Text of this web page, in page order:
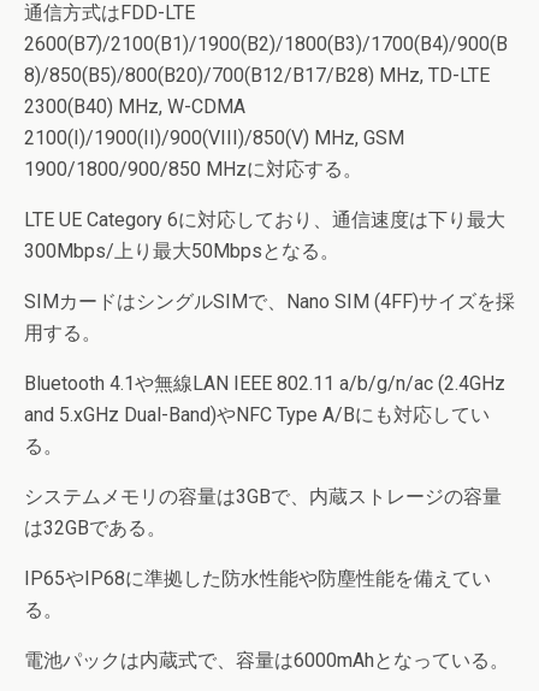
通信方式はFDD-LTE
2600(B7)/2100(B1)/1900(B2)/1800(B3)/1700(B4)/900(B
8)/850(B5)/800(B20)/700(B12/B17/B28) MHz, TD-LTE
2300(B40) MHz, W-CDMA
2100(I)/1900(II)/900(VIII)/850(V) MHz, GSM
1900/1800/900/850 MHzに対応する。
LTE UE Category 6に対応しており、通信速度は下り最大
300Mbps/上り最大50Mbpsとなる。
SIMカードはシングルSIMで、Nano SIM (4FF)サイズを採
用する。
Bluetooth 4.1や無線LAN IEEE 802.11 a/b/g/n/ac (2.4GHz
and 5.xGHz Dual-Band)やNFC Type A/Bにも対応してい
る。
システムメモリの容量は3GBで、内蔵ストレージの容量
は32GBである。
IP65やIP68に準拠した防水性能や防塵性能を備えてい
る。
電池パックは内蔵式で、容量は6000mAhとなっている。